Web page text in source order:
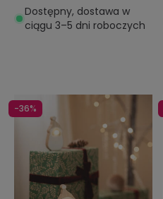
Dostępny, dostawa w
ciągu 3–5 dni roboczych
-36%